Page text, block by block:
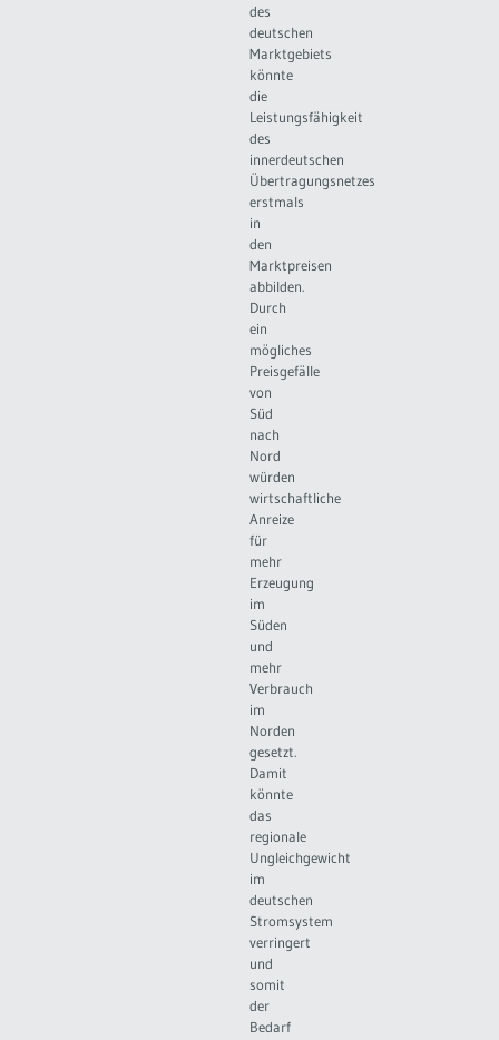
des
deutschen
Marktgebiets
könnte
die
Leistungsfähigkeit
des
innerdeutschen
Übertragungsnetzes
erstmals
in
den
Marktpreisen
abbilden.
Durch
ein
mögliches
Preisgefälle
von
Süd
nach
Nord
würden
wirtschaftliche
Anreize
für
mehr
Erzeugung
im
Süden
und
mehr
Verbrauch
im
Norden
gesetzt.
Damit
könnte
das
regionale
Ungleichgewicht
im
deutschen
Stromsystem
verringert
und
somit
der
Bedarf